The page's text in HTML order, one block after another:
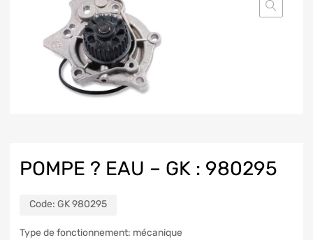
POMPE ? EAU – GK : 980295
Code: GK 980295
Type de fonctionnement: mécanique